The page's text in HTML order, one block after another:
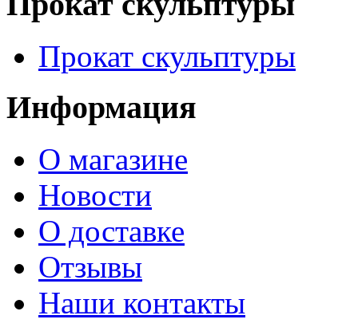
Прокат скульптуры
Информация
О магазине
Новости
О доставке
Отзывы
Наши контакты